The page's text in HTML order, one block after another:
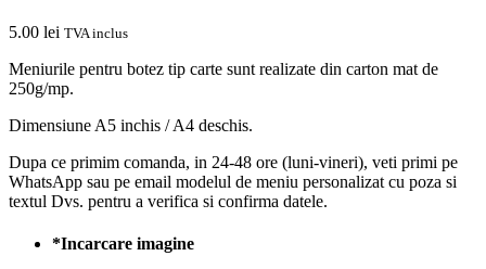
5.00 lei TVA inclus
Meniurile pentru botez tip carte sunt realizate din carton mat de
250g/mp.
Dimensiune A5 inchis / A4 deschis.
Dupa ce primim comanda, in 24-48 ore (luni-vineri), veti primi pe
WhatsApp sau pe email modelul de meniu personalizat cu poza si
textul Dvs. pentru a verifica si confirma datele.
*Incarcare imagine